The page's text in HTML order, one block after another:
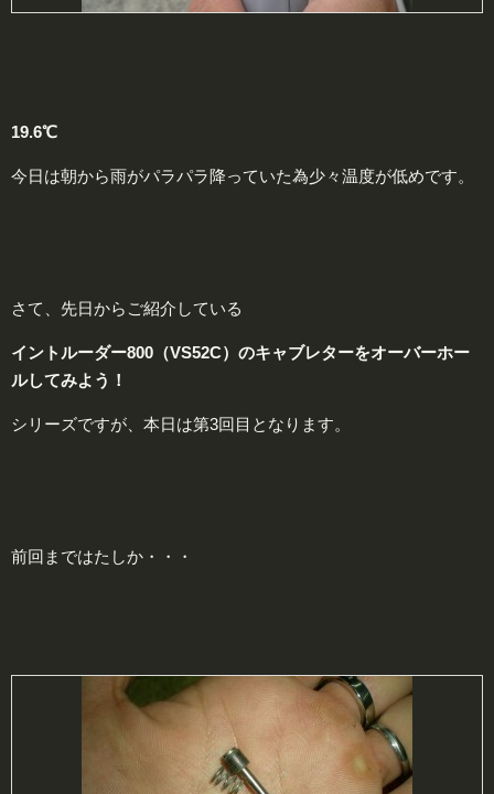
19.6℃
今日は朝から雨がパラパラ降っていた為少々温度が低めです。
さて、先日からご紹介している
イントルーダー800（VS52C）のキャブレターをオーバーホー
ルしてみよう！
シリーズですが、本日は第3回目となります。
前回まではたしか・・・